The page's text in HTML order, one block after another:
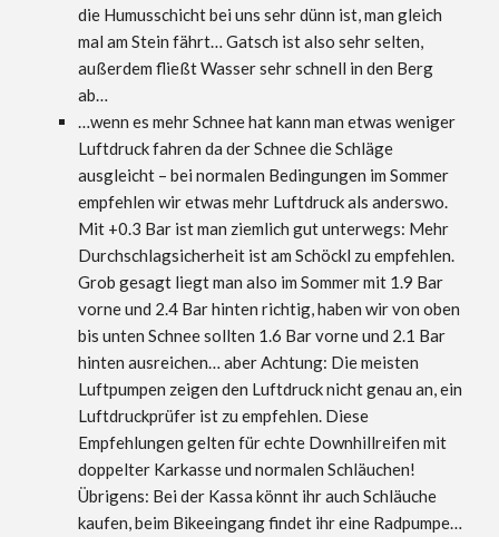
die Humusschicht bei uns sehr dünn ist, man gleich
mal am Stein fährt… Gatsch ist also sehr selten,
außerdem fließt Wasser sehr schnell in den Berg
ab…
…wenn es mehr Schnee hat kann man etwas weniger
Luftdruck fahren da der Schnee die Schläge
ausgleicht – bei normalen Bedingungen im Sommer
empfehlen wir etwas mehr Luftdruck als anderswo.
Mit +0.3 Bar ist man ziemlich gut unterwegs: Mehr
Durchschlagsicherheit ist am Schöckl zu empfehlen.
Grob gesagt liegt man also im Sommer mit 1.9 Bar
vorne und 2.4 Bar hinten richtig, haben wir von oben
bis unten Schnee sollten 1.6 Bar vorne und 2.1 Bar
hinten ausreichen… aber Achtung: Die meisten
Luftpumpen zeigen den Luftdruck nicht genau an, ein
Luftdruckprüfer ist zu empfehlen. Diese
Empfehlungen gelten für echte Downhillreifen mit
doppelter Karkasse und normalen Schläuchen!
Übrigens: Bei der Kassa könnt ihr auch Schläuche
kaufen, beim Bikeeingang findet ihr eine Radpumpe…